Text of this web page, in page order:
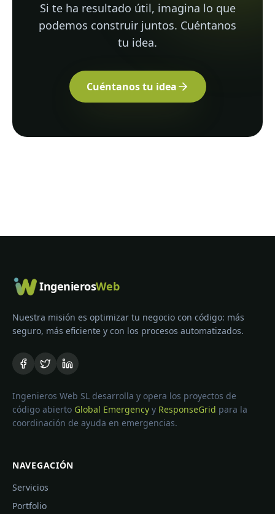
Si te ha resultado útil, imagina lo que
podemos construir juntos. Cuéntanos
tu idea.
Cuéntanos tu idea
IngenierosWeb
Nuestra misión es optimizar tu negocio con código: más
seguro, más eficiente y con los procesos automatizados.
Ingenieros Web SL desarrolla y opera los proyectos de
código abierto Global Emergency y ResponseGrid para la
coordinación de ayuda en emergencias.
NAVEGACIÓN
Servicios
Portfolio